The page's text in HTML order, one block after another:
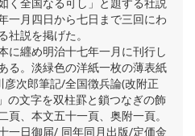
一月四日から七日まで三回にわ
社説を掲げた。
に纒め明治十七年一月に刊行し
る。淡緑色の洋紙一枚の薄表紙
次郎筆記/全国徴兵論(改附正
の文字を双柱罫と鎖つなぎの飾
頁、本文五十一頁、奥附一頁。
一日御届/ 同年同月出版/定価金